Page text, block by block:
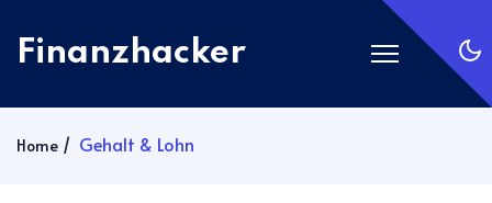
Finanzhacker
Home Gehalt & Lohn